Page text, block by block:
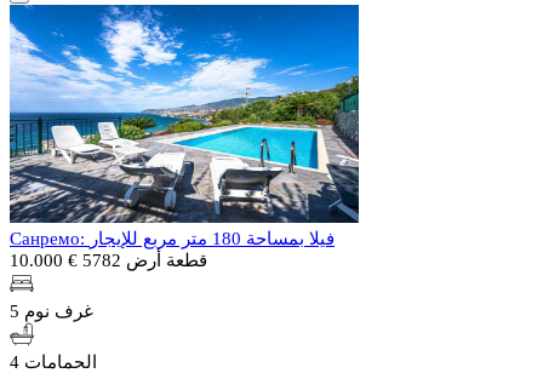
Санремо: فيلا بمساحة 180 متر مربع للإيجار
قطعة أرض 5782
€ 10.000
5 غرف نوم
4 الحمامات